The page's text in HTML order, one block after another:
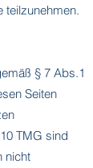
teilzunehmen.
§ 7 Abs.1
Seiten
TMG sind
nicht